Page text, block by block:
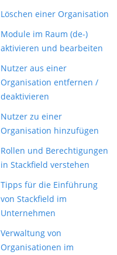
Löschen einer Organisation
Module im Raum (de-)
aktivieren und bearbeiten
Nutzer aus einer
Organisation entfernen /
deaktivieren
Nutzer zu einer
Organisation hinzufügen
Rollen und Berechtigungen
in Stackfield verstehen
Tipps für die Einführung
von Stackfield im
Unternehmen
Verwaltung von
Organisationen im